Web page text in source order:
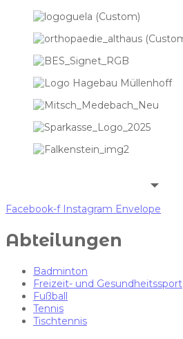
Facebook-f Instagram Envelope
Abteilungen
Badminton
Freizeit- und Gesundheitssport
Fußball
Tennis
Tischtennis